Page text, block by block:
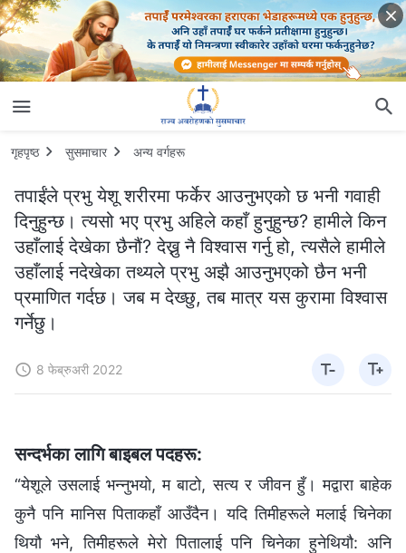
गृहपृष्ठ सुसमाचार अन्य वर्गहरू
तपाईंले प्रभु येशू शरीरमा फर्केर आउनुभएको छ भनी गवाही
दिनुहुन्छ। त्यसो भए प्रभु अहिले कहाँ हुनुहुन्छ? हामीले किन
उहाँलाई देखेका छैनौं? देख्नु नै विश्‍वास गर्नु हो, त्यसैले हामीले
उहाँलाई नदेखेका तथ्यले प्रभु अझै आउनुभएको छैन भनी
प्रमाणित गर्दछ। जब म देख्छु, तब मात्र यस कुरामा विश्‍वास
गर्नेछु।
8 फेब्रुअरी 2022
सन्दर्भका लागि बाइबल पदहरू:
“येशूले उसलाई भन्‍नुभयो, म बाटो, सत्य र जीवन हुँ। मद्वारा बाहेक
कुनै पनि मानिस पिताकहाँ आउँदैन। यदि तिमीहरूले मलाई चिनेका
थियौ भने, तिमीहरूले मेरो पितालाई पनि चिनेका हुनेथियौ: अनि